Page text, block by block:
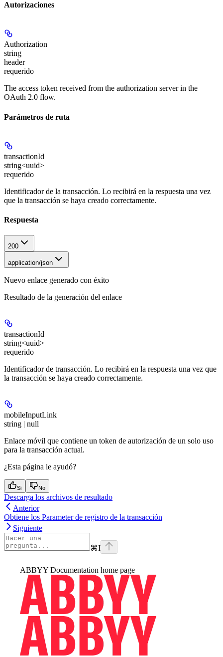
Autorizaciones
Authorization
string
header
requerido
The access token received from the authorization server in the
OAuth 2.0 flow.
Parámetros de ruta
transactionId
string<uuid>
requerido
Identificador de la transacción. Lo recibirá en la respuesta una vez
que la transacción se haya creado correctamente.
Respuesta
200
application/json
Nuevo enlace generado con éxito
Resultado de la generación del enlace
transactionId
string<uuid>
requerido
Identificador de transacción. Lo recibirá en la respuesta una vez que
la transacción se haya creado correctamente.
mobileInputLink
string | null
Enlace móvil que contiene un token de autorización de un solo uso
para la transacción actual.
¿Esta página le ayudó?
Si No
Descarga los archivos de resultado
Anterior
Obtiene los Parameter de registro de la transacción
Siguiente
⌘I
ABBYY Documentation home page